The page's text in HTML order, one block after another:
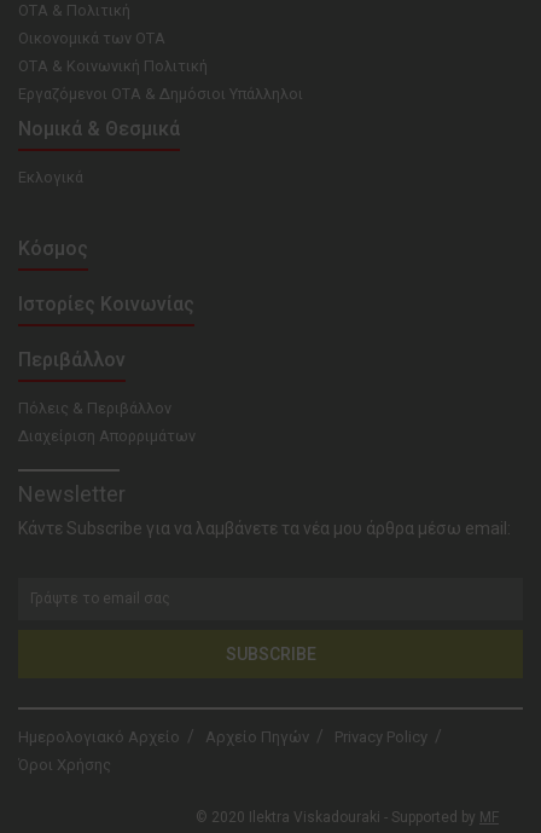
ΟΤΑ & Πολιτική
Οικονομικά των ΟΤΑ
ΟΤΑ & Κοινωνική Πολιτική
Εργαζόμενοι ΟΤΑ & Δημόσιοι Υπάλληλοι
Νομικά & Θεσμικά
Εκλογικά
Κόσμος
Ιστορίες Κοινωνίας
Περιβάλλον
Πόλεις & Περιβάλλον
Διαχείριση Απορριμάτων
Newsletter
Κάντε Subscribe για να λαμβάνετε τα νέα μου άρθρα μέσω email:
SUBSCRIBE
Ημερολογιακό Αρχείο Αρχείο Πηγών
Privacy Policy
Όροι Χρήσης
© 2020 Ilektra Viskadouraki - Supported by MF